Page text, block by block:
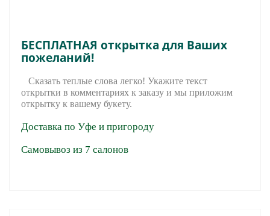
БЕСПЛАТНАЯ открытка для Ваших
пожеланий!
Сказать теплые слова легко! Укажите текст
открытки в комментариях к заказу и мы приложим
открытку к вашему букету.
Доставка по Уфе и пригороду
Самовывоз из 7 салонов